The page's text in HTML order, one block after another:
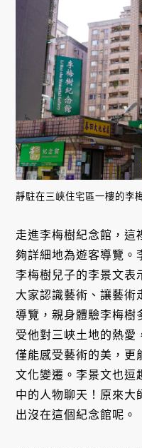
靜駐在三峽住宅區一樓的李
走進李梅樹紀念館，這
夠詳細地為遊客導覽。
李梅樹兒子的李景文表
大家認識藝術、讓藝術
導覽，親身體驗李梅樹
受他對三峽土地的熱愛
僅能感受藝術的美，更
文化變遷。李景文也逗
中的人物聊天！原來大
出沒在這個紀念館呢。